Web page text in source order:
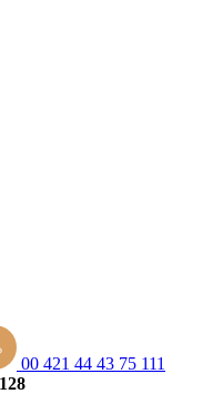
00 421 44 43 75 111